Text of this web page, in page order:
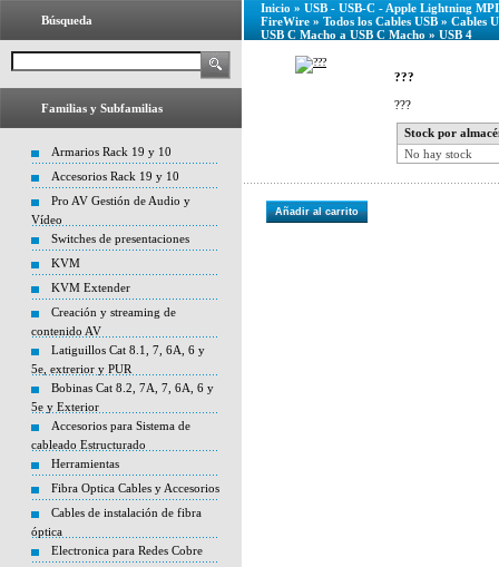
Búsqueda
Familias y Subfamilias
Armarios Rack 19 y 10
Accesorios Rack 19 y 10
Pro AV Gestión de Audio y
Vídeo
Switches de presentaciones
KVM
KVM Extender
Creación y streaming de
contenido AV
Latiguillos Cat 8.1, 7, 6A, 6 y
5e, extrerior y PUR
Bobinas Cat 8.2, 7A, 7, 6A, 6 y
5e y Exterior
Accesorios para Sistema de
cableado Estructurado
Herramientas
Fibra Optica Cables y Accesorios
Cables de instalación de fibra
óptica
Electronica para Redes Cobre
Inicio » USB - USB-C - Apple Lightning
FireWire » Todos los Cables USB » Cables
USB C Macho a USB C Macho » USB 4
???
???
Stock por
No hay stock
Añadir al carrito